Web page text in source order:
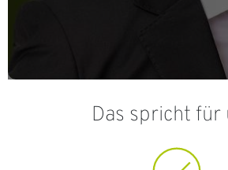
Das spricht für